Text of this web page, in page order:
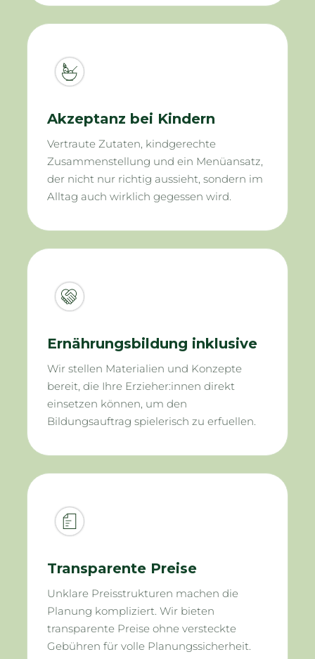
Akzeptanz bei Kindern
Vertraute Zutaten, kindgerechte
Zusammenstellung und ein Menüansatz,
der nicht nur richtig aussieht, sondern im
Alltag auch wirklich gegessen wird.
Ernährungsbildung inklusive
Wir stellen Materialien und Konzepte
bereit, die Ihre Erzieher:innen direkt
einsetzen können, um den
Bildungsauftrag spielerisch zu erfuellen.
Transparente Preise
Unklare Preisstrukturen machen die
Planung kompliziert. Wir bieten
transparente Preise ohne versteckte
Gebühren für volle Planungssicherheit.